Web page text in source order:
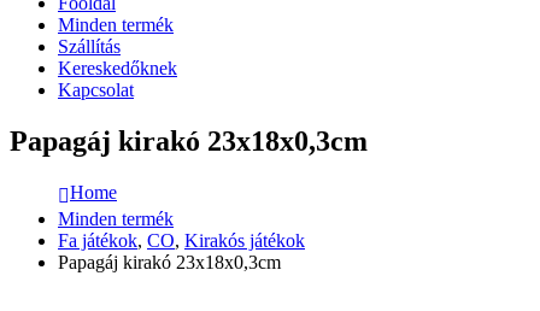
Minden termék
Szállítás
Kereskedőknek
Kapcsolat
Papagáj kirakó 23x18x0,3cm
Home
Minden termék
Fa játékok, CO, Kirakós játékok
Papagáj kirakó 23x18x0,3cm